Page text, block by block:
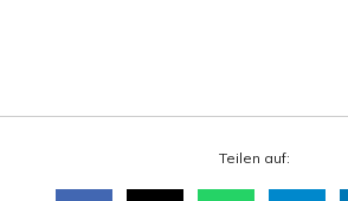
Tei­len auf: